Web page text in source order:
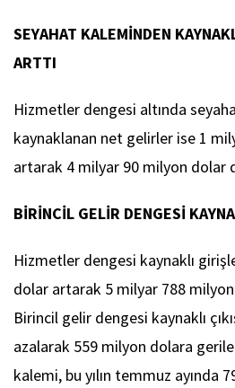
SEYAHAT KALEMİNDEN
ARTTI
Hizmetler dengesi altında
kaynaklanan net gelirler ise 1
artarak 4 milyar 90 milyon dolar
BİRİNCİL GELİR DENGESİ
Hizmetler dengesi kaynaklı
dolar artarak 5 milyar 788
Birincil gelir dengesi kaynaklı
azalarak 559 milyon dolara
kalemi, bu yılın temmuz ayında